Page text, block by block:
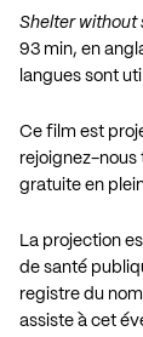
Shelter without
93 min, en
langues sont
Ce film est
rejoignez-nous
gratuite en
La projection
de santé
registre du
assiste à cet